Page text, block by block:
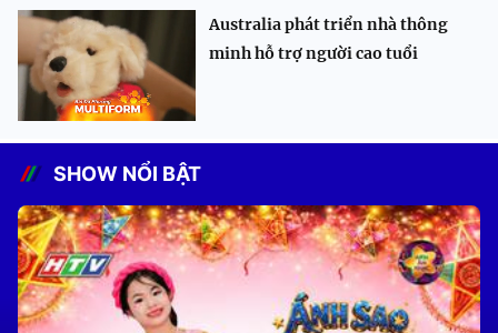
Australia phát triển nhà thông
minh hỗ trợ người cao tuổi
SHOW NỔI BẬT